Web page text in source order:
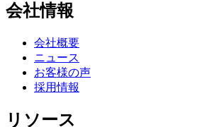
会社情報
会社概要
ニュース
お客様の声
採用情報
リソース